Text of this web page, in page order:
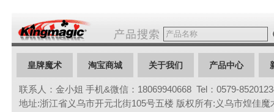
皇牌魔术 淘宝商城 关于我们 产品中心
联系我们
联系人：金小姐 手机&微信：18069940668 Tel：0579-
地址:浙江省义乌市开元北街105号五楼 版权所有:义乌市煌佳